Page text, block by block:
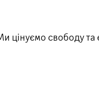
цінуємо свободу та